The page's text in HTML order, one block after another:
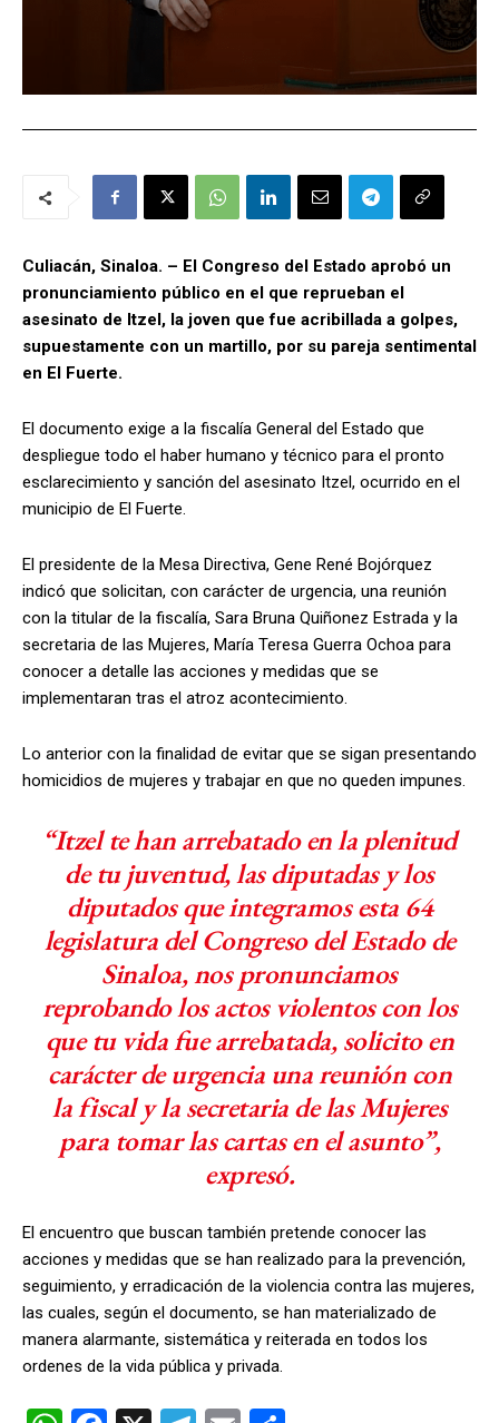
Culiacán, Sinaloa. – El Congreso del Estado aprobó un
pronunciamiento público en el que reprueban el
asesinato de Itzel, la joven que fue acribillada a golpes,
supuestamente con un martillo, por su pareja sentimental
en El Fuerte.
El documento exige a la fiscalía General del Estado que
despliegue todo el haber humano y técnico para el pronto
esclarecimiento y sanción del asesinato Itzel, ocurrido en el
municipio de El Fuerte.
El presidente de la Mesa Directiva, Gene René Bojórquez
indicó que solicitan, con carácter de urgencia, una reunión
con la titular de la fiscalía, Sara Bruna Quiñonez Estrada y la
secretaria de las Mujeres, María Teresa Guerra Ochoa para
conocer a detalle las acciones y medidas que se
implementaran tras el atroz acontecimiento.
Lo anterior con la finalidad de evitar que se sigan presentando
homicidios de mujeres y trabajar en que no queden impunes.
“Itzel te han arrebatado en la plenitud
de tu juventud, las diputadas y los
diputados que integramos esta 64
legislatura del Congreso del Estado de
Sinaloa, nos pronunciamos
reprobando los actos violentos con los
que tu vida fue arrebatada, solicito en
carácter de urgencia una reunión con
la fiscal y la secretaria de las Mujeres
para tomar las cartas en el asunto”,
expresó.
El encuentro que buscan también pretende conocer las
acciones y medidas que se han realizado para la prevención,
seguimiento, y erradicación de la violencia contra las mujeres,
las cuales, según el documento, se han materializado de
manera alarmante, sistemática y reiterada en todos los
ordenes de la vida pública y privada.